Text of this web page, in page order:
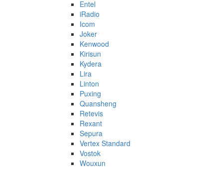
Entel
iRadio
Icom
Joker
Kenwood
Kirisun
Kydera
Lira
Linton
Puxing
Quansheng
Retevis
Rexant
Sepura
Vertex Standard
Vostok
Wouxun